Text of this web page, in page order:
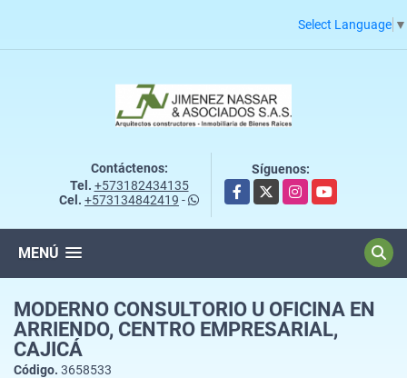
Select Language ▼
Contáctenos:
Tel. +573182434135
Cel. +573134842419 -
Síguenos:
Facebook
X InstagramYouTube
MENÚ
MODERNO CONSULTORIO U OFICINA EN
ARRIENDO, CENTRO EMPRESARIAL,
CAJICÁ
Código. 3658533